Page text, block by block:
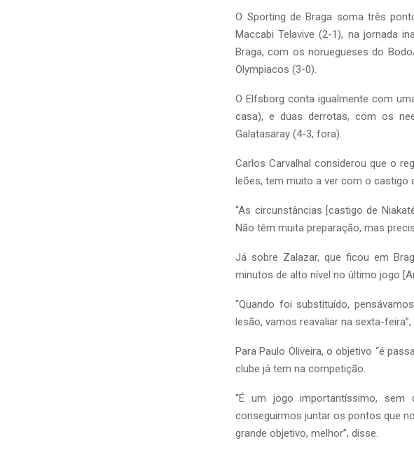
O Sporting de Braga soma três
Maccabi Telavive (2-1), na jornada
Braga, com os noruegueses do
Olympiacos (3-0).
O Elfsborg conta igualmente com
casa), e duas derrotas, com os
Galatasaray (4-3, fora).
Carlos Carvalhal considerou que o
leões, tem muito a ver com o castigo
“As circunstâncias [castigo de
Não têm muita preparação, mas
Já sobre Zalazar, que ficou em
minutos de alto nível no último jogo
“Quando foi substituído,
lesão, vamos reavaliar na sexta-feira”,
Para Paulo Oliveira, o objetivo “é
clube já tem na competição.
“É um jogo importantíssimo,
conseguirmos juntar os pontos que
grande objetivo, melhor”, disse.